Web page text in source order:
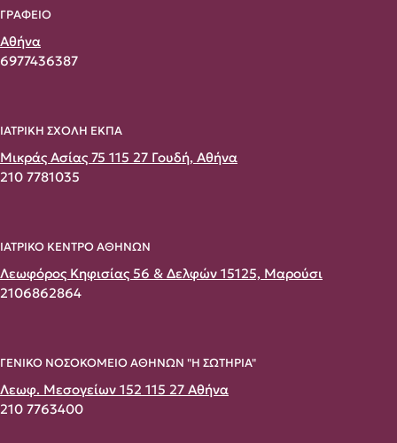
ΓΡΑΦΕΙΟ
Αθήνα
6977436387
ΙΑΤΡΙΚΗ ΣΧΟΛΗ ΕΚΠΑ
Μικράς Ασίας 75 115 27 Γουδή, Αθήνα
210 7781035
ΙΑΤΡΙΚΟ ΚΕΝΤΡΟ ΑΘΗΝΩΝ
Λεωφόρος Κηφισίας 56 & Δελφών 15125, Μαρούσι
2106862864
ΓΕΝΙΚΟ ΝΟΣΟΚΟΜΕΙΟ ΑΘΗΝΩΝ "Η ΣΩΤΗΡΙΑ"
Λεωφ. Μεσογείων 152 115 27 Αθήνα
210 7763400